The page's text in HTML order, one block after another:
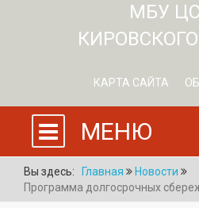
МБУ
КАРТА САЙТА
МЕНЮ
Вы здесь: Главная
Новости
Программа долгоcрочных